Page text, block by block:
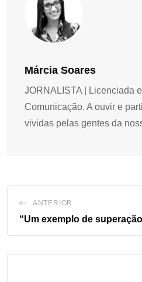
Márcia Soares
JORNALISTA | Licenciada
Comunicação. A ouvir e
vividas pelas gentes da
ANTERIOR
“Um exemplo de